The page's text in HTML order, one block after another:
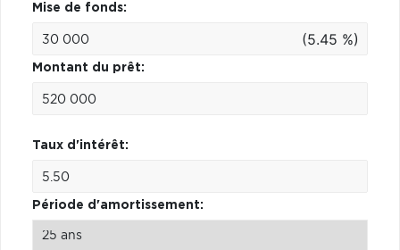
Mise de fonds:
(5.45 %)
Montant du prêt:
Taux d'intérêt:
Période d'amortissement: